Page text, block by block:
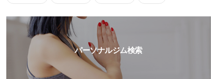
パーソナルジム検索